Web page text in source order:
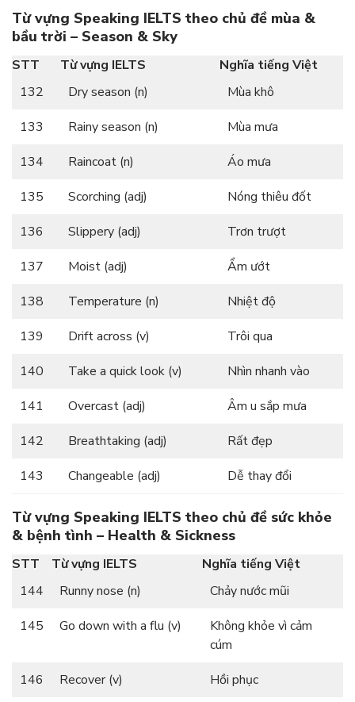
Từ vựng Speaking IELTS theo chủ đề mùa &
bầu trời – Season & Sky
STT Từ vựng IELTS
Nghĩa tiếng Việt
132
Dry season (n)
Mùa khô
133
Rainy season (n)
Mùa mưa
134
Raincoat (n)
Áo mưa
135
Scorching (adj)
Nóng thiêu đốt
136
Slippery (adj)
Trơn trượt
137
Moist (adj)
Ẩm ướt
138
Temperature (n)
Nhiệt độ
139
Drift across (v)
Trôi qua
140
Take a quick look (v)
Nhìn nhanh vào
141
Overcast (adj)
Âm u sắp mưa
142
Breathtaking (adj)
Rất đẹp
143
Changeable (adj) Dễ thay đổi
Từ vựng Speaking IELTS theo chủ đề sức khỏe
& bệnh tình – Health & Sickness
STT Từ vựng IELTS
Nghĩa tiếng Việt
144
Runny nose (n)
Chảy nước mũi
145
Go down with a flu (v)
Không khỏe vì cảm
cúm
146
Recover (v)
Hồi phục